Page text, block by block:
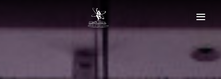
Toggle
navigation